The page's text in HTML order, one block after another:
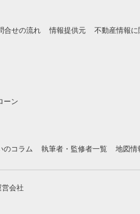
合せの流れ 情報提供元 不動産情報
ーン
のコラム 執筆者・監修者一覧 地図情
営会社